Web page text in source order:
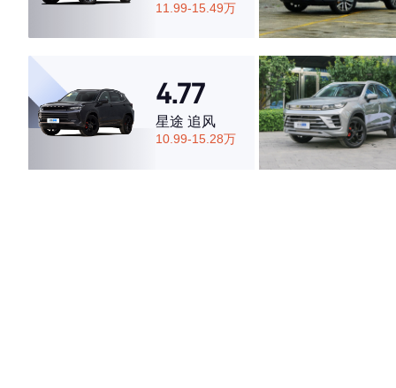
11.99-15.49万
4.77
星途 追风
10.99-15.28万